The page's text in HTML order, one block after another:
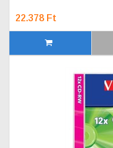
22.378 Ft